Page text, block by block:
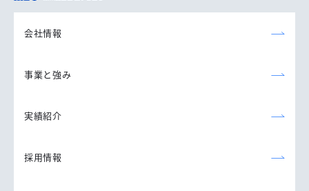
森永エンジニアリング
株式会社
会社情報
事業と強み
実績紹介
採用情報